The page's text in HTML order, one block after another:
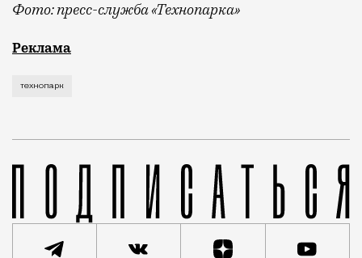
Фото: пресс-служба «Технопарка»
Рекламные кампании техники редко выходят за
Реклама
технопарк